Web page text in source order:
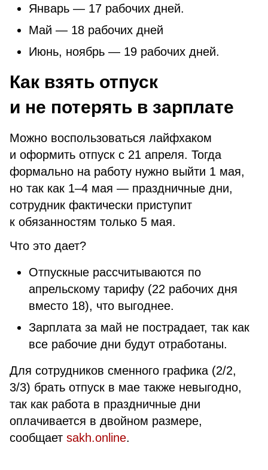
Январь — 17 рабочих дней.
Май — 18 рабочих дней
Июнь, ноябрь — 19 рабочих дней.
Как взять отпуск
и не потерять в зарплате
Можно воспользоваться лайфхаком
и оформить отпуск с 21 апреля. Тогда
формально на работу нужно выйти 1 мая,
но так как 1–4 мая — праздничные дни,
сотрудник фактически приступит
к обязанностям только 5 мая.
Что это дает?
Отпускные рассчитываются по
апрельскому тарифу (22 рабочих дня
вместо 18), что выгоднее.
Зарплата за май не пострадает, так как
все рабочие дни будут отработаны.
Для сотрудников сменного графика (2/2,
3/3) брать отпуск в мае также невыгодно,
так как работа в праздничные дни
оплачивается в двойном размере,
сообщает sakh.online.